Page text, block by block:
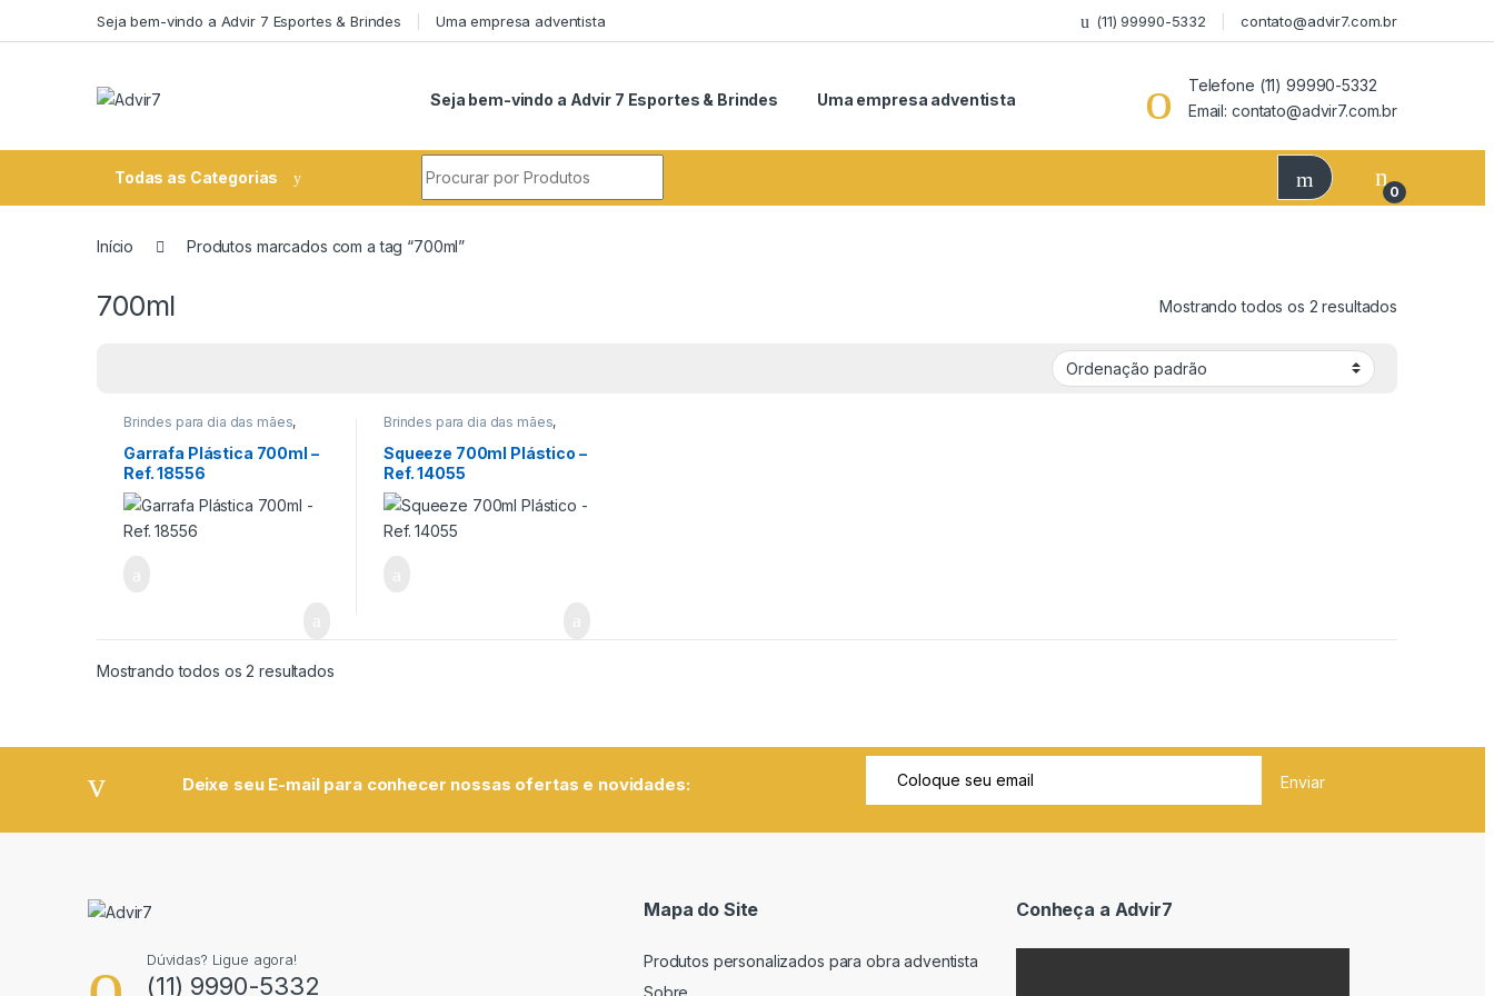
Seja bem-vindo a Advir 7 Esportes & Brindes Uma empresa adventista (11) 99990-5332 contato@advir7.com.br
Seja bem-vindo a Advir 7 Esportes & Brindes Uma empresa adventista
Telefone (11) 99990-5332
Email: contato@advir7.com.br
Todas as Categorias
0
Início Produtos marcados com a tag “700ml”
700ml Mostrando todos os 2 resultados
Brindes para dia das mães,
Brindes para dia do Professor
Brindes para dia dos Pais,Datas
comemorativas/Eventos,
Encontro de Funcionários
Viagem/Lazer/Uso Pessoal
Garrafa Plástica 700ml –
Ref. 18556
Brindes para dia das mães,
Brindes para dia do Professor
Brindes para dia dos Pais,Datas
comemorativas/Eventos,
Encontro de Funcionários
Viagem/Lazer/Uso Pessoal
Squeeze 700ml Plástico –
Ref. 14055
Mostrando todos os 2 resultados
Deixe seu E-mail para conhecer nossas ofertas e novidades:
Dúvidas? Ligue agora!
(11) 9990-5332
Mapa do Site
Produtos personalizados para obra adventista
Conheça a Advir7